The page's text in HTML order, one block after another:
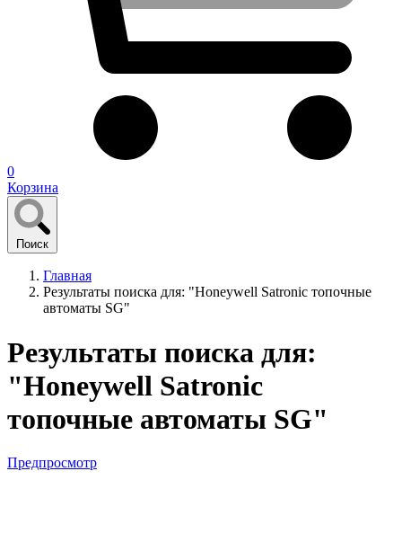
0
Корзина
Поиск
Главная
Результаты поиска для: "Honeywell Satronic топочные
автоматы SG"
Результаты поиска для:
"Honeywell Satronic
топочные автоматы SG"
Предпросмотр